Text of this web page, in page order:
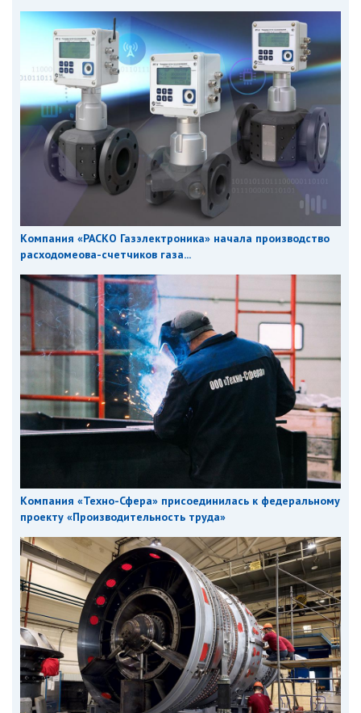
Компания «РАСКО Газэлектроника» начала производство
расходомеова-счетчиков газа...
Компания «Техно-Сфера» присоединилась к федеральному
проекту «Производительность труда»